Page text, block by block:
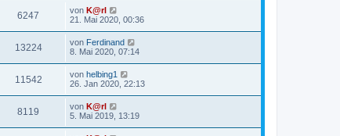
6247 von K@rl
21. Mai 2020, 00:36
13224 von Ferdinand
8. Mai 2020, 07:14
11542 von helbing1
26. Jan 2020, 22:13
8119 von K@rl
5. Mai 2019, 13:19